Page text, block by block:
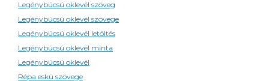
Legénybúcsú oklevél szöveg
Legénybúcsú oklevél szövege
Legénybúcsú oklevél letöltés
Legénybúcsú oklevél minta
Legénybúcsú oklevél
Répa eskü szövege